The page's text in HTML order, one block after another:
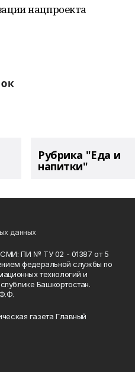
нацпроекта
Рубрика "Еда и
напитки"
данных
СМИ: ПИ № ТУ 02 - 01387 от 5
федеральной службы по
технологий и
Башкортостан.
газета Главный